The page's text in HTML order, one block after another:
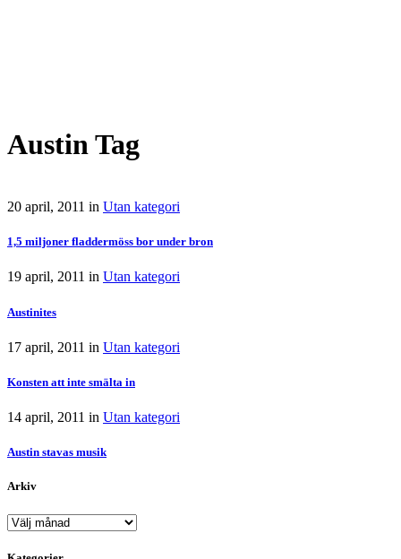
Austin Tag
20 april, 2011 in Utan kategori
1,5 miljoner fladdermöss bor under bron
19 april, 2011 in Utan kategori
Austinites
17 april, 2011 in Utan kategori
Konsten att inte smälta in
14 april, 2011 in Utan kategori
Austin stavas musik
Arkiv
Arkiv